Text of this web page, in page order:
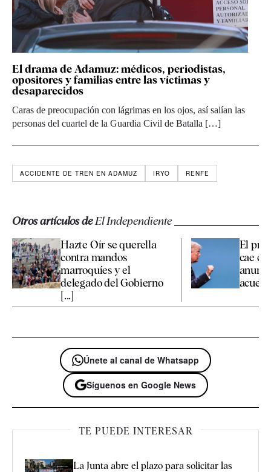
El drama de Adamuz: médicos, periodistas,
opositores y familias entre las víctimas y
desaparecidos
Caras de preocupación con lágrimas en los ojos, así salían las
personas del cuartel de la Guardia Civil de Batalla […]
ACCIDENTE DE TREN EN ADAMUZ IRYO RENFE
Otros artículos deEl Independiente
Hazte Oír se querella
contra mandos
marroquíes y el
delegado del Gobierno
[...]
El
cae
Únete al canal de Whatsapp
Síguenos en Google News
TE PUEDE INTERESAR
La Junta abre el plazo para solicitar las